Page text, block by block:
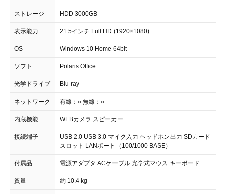
ストレージ HDD 3000GB
表示能力 21.5インチ Full HD (1920×1080)
OS Windows 10 Home 64bit
ソフト Polaris Office
光学ドライブ Blu-ray
ネットワーク 有線：○ 無線：○
内蔵機能 WEBカメラ スピーカー
接続端子
USB 2.0 USB 3.0 マイク入力 ヘッドホン出力 SDカード
スロット LANポート（100/1000 BASE）
付属品 電源アダプタ ACケーブル 光学式マウス キーボード
質量 約 10.4 kg